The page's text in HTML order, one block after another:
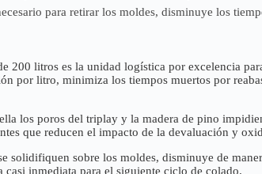
para retirar los moldes, disminuye los
200 litros es la unidad logística por excelencia
por litro, minimiza los tiempos muertos por
los poros del triplay y la madera de pino
que reducen el impacto de la devaluación y
solidifiquen sobre los moldes, disminuye de
inmediata para el siguiente ciclo de colado.